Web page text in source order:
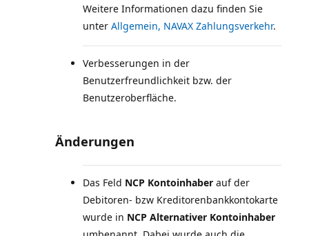
Weitere Informationen dazu finden Sie
unter Allgemein, NAVAX Zahlungsverkehr
Verbesserungen in der
Benutzerfreundlichkeit bzw. der
Benutzeroberfläche.
Änderungen
Das Feld NCP Kontoinhaber auf der
Debitoren- bzw Kreditorenbankkontokarte
wurde in NCP Alternativer Kontoinhaber